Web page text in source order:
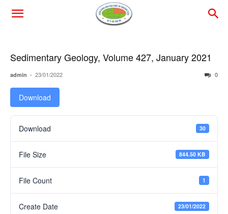
Sedimentary Geology, Volume 427, January 2021
admin - 23/01/2022 0
Download
Download 30
File Size 844.50 KB
File Count 1
Create Date 23/01/2022